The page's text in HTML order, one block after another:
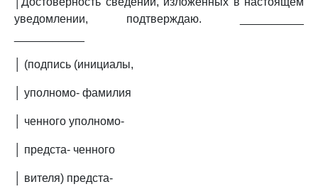
уведомлении, подтверждаю. __________
│ (подпись (инициалы,
│ уполномо- фамилия
│ ченного уполномо-
│ предста- ченного
│ вителя) предста-